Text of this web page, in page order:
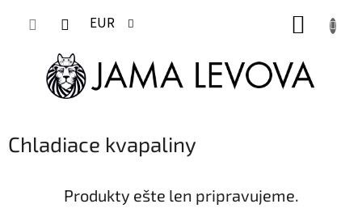
EUR
Chladiace kvapaliny
Produkty ešte len pripravujeme.